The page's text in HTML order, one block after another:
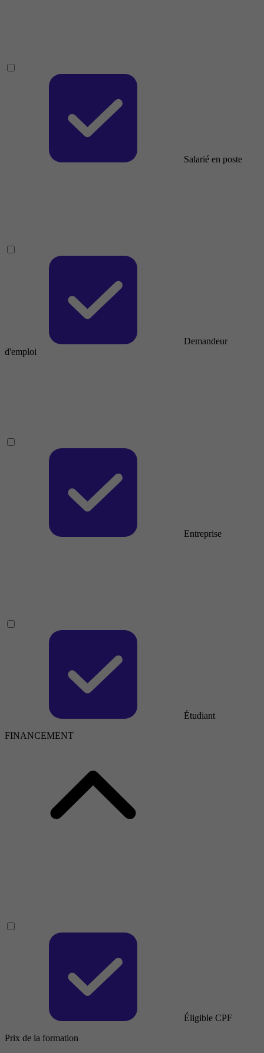
Salarié en poste
Demandeur
d'emploi
Entreprise
Étudiant
FINANCEMENT
Éligible CPF
Prix de la formation